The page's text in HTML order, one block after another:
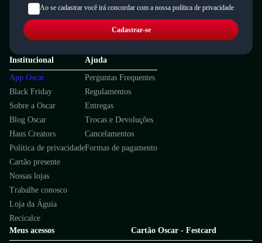
Ao se cadastrar você irá concordar com a nossa política de privacidade
Cadastrar-se
Institucional
App Oscar
Black Friday
Sobre a Oscar
Blog Oscar
Haus Creators
Política de privacidade
Cartão presente
Nossas lojas
Trabalhe conosco
Loja da Águia
Recicalce
Ajuda
Perguntas Frequentes
Regulamentos
Entregas
Trocas e Devoluções
Cancelamentos
Formas de pagamento
Meus acessos
Cartão Oscar - Festcard